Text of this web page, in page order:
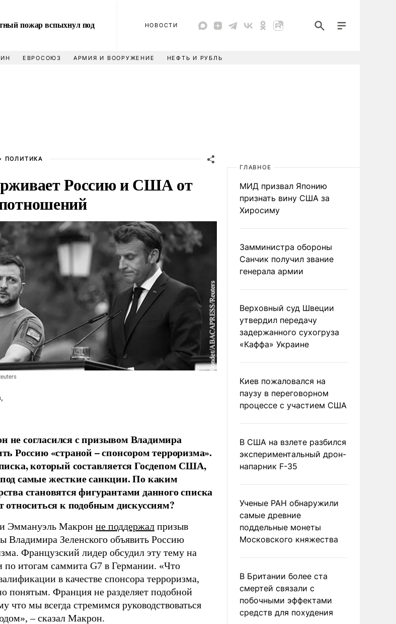
пожар вспыхнул под
НОВОСТИ
ЕВРОСОЮЗ АРМИЯ И ВООРУЖЕНИЕ НЕФТЬ И РУБЛЬ
ПОЛИТИКА
Россию и США от
не согласился с призывом Владимира
Россию «страной – спонсором терроризма».
который составляется Госдепом США,
самые жесткие санкции. По каким
становятся фигурантами данного списка
относиться к подобным дискуссиям?
Эммануэль Макрон не поддержал призыв
Владимира Зеленского объявить Россию
Французский лидер обсудил эту тему на
по итогам саммита G7 в Германии. «Что
в качестве спонсора терроризма,
понятым. Франция не разделяет подобной
что мы всегда стремимся руководствоваться
– сказал Макрон.
ГЛАВНОЕ
МИД призвал Японию
признать вину США за
Хиросиму
Замминистра обороны
Санчик получил звание
генерала армии
Верховный суд Швеции
утвердил передачу
задержанного сухогруза
«Каффа» Украине
Киев пожаловался на
паузу в переговорном
процессе с участием США
В США на взлете разбился
экспериментальный дрон-
напарник F-35
Ученые РАН обнаружили
самые древние
поддельные монеты
Московского княжества
В Британии более ста
смертей связали с
побочными эффектами
средств для похудения